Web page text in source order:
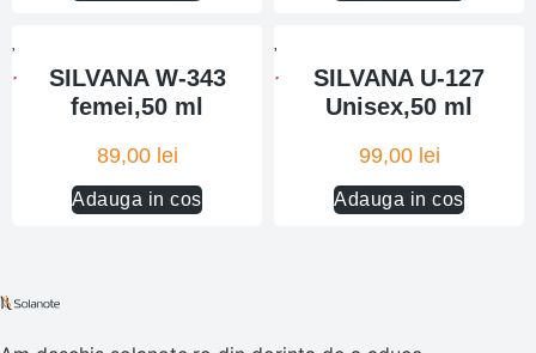
SILVANA W-343
femei,50 ml
89,00 lei
Adauga in cos
SILVANA U-127
Unisex,50 ml
99,00 lei
Adauga in cos